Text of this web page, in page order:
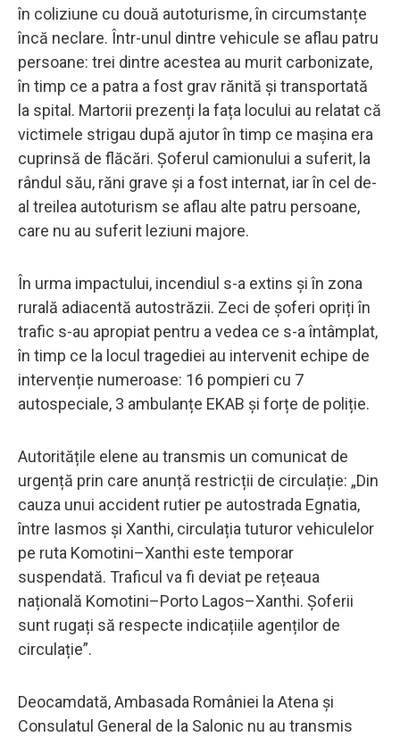
în coliziune cu două autoturisme, în circumstanțe
încă neclare. Într-unul dintre vehicule se aflau patru
persoane: trei dintre acestea au murit carbonizate,
în timp ce a patra a fost grav rănită și transportată
la spital. Martorii prezenți la fața locului au relatat că
victimele strigau după ajutor în timp ce mașina era
cuprinsă de flăcări. Șoferul camionului a suferit, la
rândul său, răni grave și a fost internat, iar în cel de-
al treilea autoturism se aflau alte patru persoane,
care nu au suferit leziuni majore.
În urma impactului, incendiul s-a extins și în zona
rurală adiacentă autostrăzii. Zeci de șoferi opriți în
trafic s-au apropiat pentru a vedea ce s-a întâmplat,
în timp ce la locul tragediei au intervenit echipe de
intervenție numeroase: 16 pompieri cu 7
autospeciale, 3 ambulanțe EKAB și forțe de poliție.
Autoritățile elene au transmis un comunicat de
urgență prin care anunță restricții de circulație: „Din
cauza unui accident rutier pe autostrada Egnatia,
între Iasmos și Xanthi, circulația tuturor vehiculelor
pe ruta Komotini–Xanthi este temporar
suspendată. Traficul va fi deviat pe rețeaua
națională Komotini–Porto Lagos–Xanthi. Șoferii
sunt rugați să respecte indicațiile agenților de
circulație”.
Deocamdată, Ambasada României la Atena și
Consulatul General de la Salonic nu au transmis